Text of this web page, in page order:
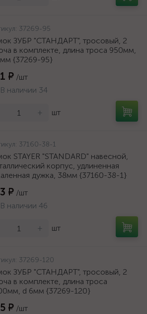
37269-95
ЗУБР "СТАНДАРТ", тросовый, 2
в комплекте, длина троса 950мм,
{37269-95}
₽ /шт
В наличии 34
+ шт
37160-38-1
STAYER "STANDARD" навесной,
корпус, удлиненная
дужка, 38мм {37160-38-1}
₽ /шт
В наличии 46
+ шт
37269-120
ЗУБР "СТАНДАРТ", тросовый, 2
в комплекте, длина троса
d 6мм {37269-120}
₽ /шт